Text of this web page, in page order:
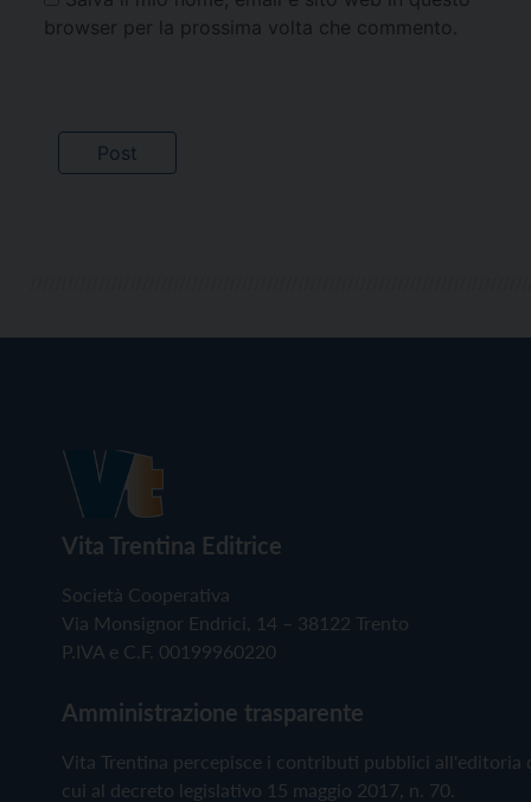
browser per la prossima volta che commento.
Vita Trentina Editrice
Società Cooperativa
Via Monsignor Endrici, 14 – 38122 Trento
P.IVA e C.F. 00199960220
Amministrazione trasparente
Vita Trentina percepisce i contributi pubblici all'editoria
cui al decreto legislativo 15 maggio 2017, n. 70.